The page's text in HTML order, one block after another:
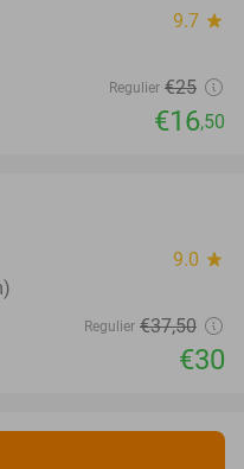
9.7 star
Regulier €25
€16,50
9.0 star
Regulier €37,50
€30